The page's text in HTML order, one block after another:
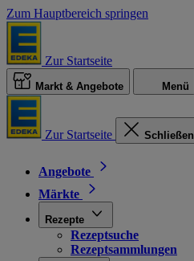
Zum Hauptbereich springen
Zur Startseite
Markt & Angebote Menü
Zur Startseite Schließen
Angebote
Märkte
Rezepte
Rezeptsuche
Rezeptsammlungen